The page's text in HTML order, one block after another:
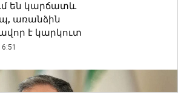
են կարճատև
առանձին
է կարկուտ